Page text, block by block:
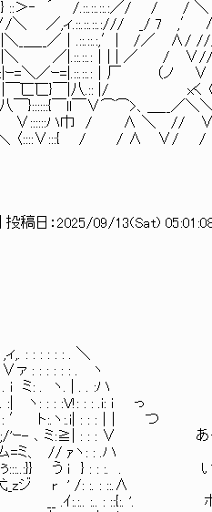
´ /.::.::.::.:／/ / / ＼
.::.::.::.:/// _/ 7 ,′
／│.::.::.:,′| /／ ∧/ ///
／|.::.::.:│| | ／ / ∨//
／ｰ=|.::.::.:│厂 （ノ ∨
匸}￣|八.:: |/ xく
ll￣∨⌒⌒>、＿__／＼＼
ハ巾 / ∧ ＼ //
/ / ∧ ∨/ /
] 投稿日： 2025/09/13(Sat)
: : : : : : . ＼
: : : : : : . ヽ
. | . . :ハ
:| ヽ: : : :V!: : : .i: i っ
′ ト:.ヽ:.i| : : :｜| つ
:ﾊ: ;/'ｰ- ､ ミ:≧| : : : ∨ あ
=ミ、 // ｧヽ: : .ハ
{ぅ:::..:}} う ｉ } : : :. . いや
_zジ r ' /: :. : ::.∧
.ｲ:.:.. :.. : ::{:. '. ボー